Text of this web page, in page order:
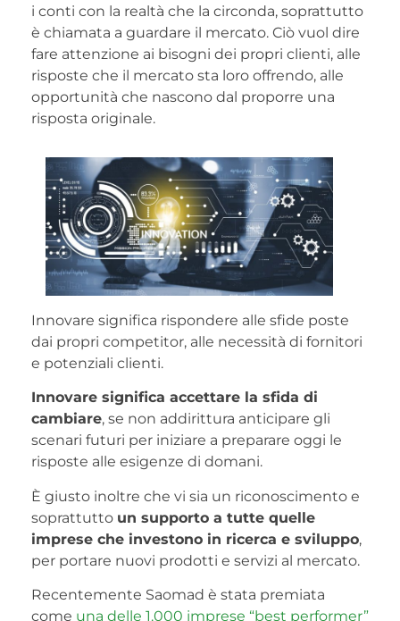
i conti con la realtà che la circonda, soprattutto
è chiamata a guardare il mercato. Ciò vuol dire
fare attenzione ai bisogni dei propri clienti, alle
risposte che il mercato sta loro offrendo, alle
opportunità che nascono dal proporre una
risposta originale.
Innovare significa rispondere alle sfide poste
dai propri competitor, alle necessità di fornitori
e potenziali clienti.
Innovare significa accettare la sfida di
cambiare, se non addirittura anticipare gli
scenari futuri per iniziare a preparare oggi le
risposte alle esigenze di domani.
È giusto inoltre che vi sia un riconoscimento e
soprattutto un supporto a tutte quelle
imprese che investono in ricerca e sviluppo,
per portare nuovi prodotti e servizi al mercato.
Recentemente Saomad è stata premiata
come una delle 1.000 imprese “best performer”